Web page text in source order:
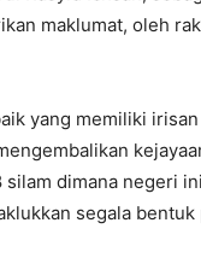
maklumat, oleh
yang memiliki
silam dimana negeri
segala